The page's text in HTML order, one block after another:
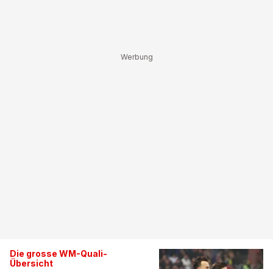
Die grosse WM-Quali-
Übersicht